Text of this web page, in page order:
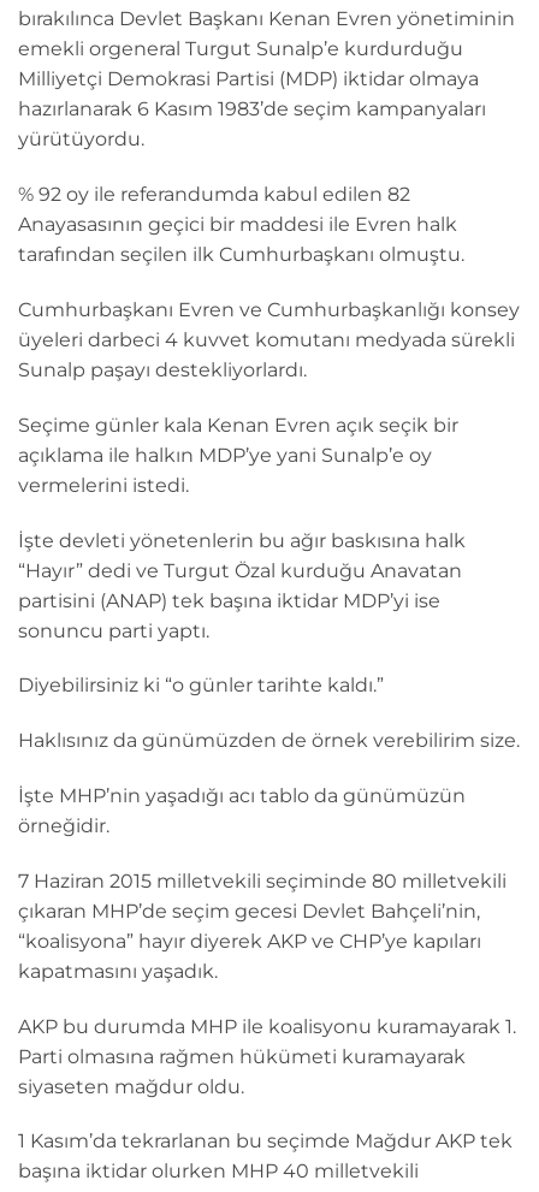
bırakılınca Devlet Başkanı Kenan Evren yönetiminin
emekli orgeneral Turgut Sunalp’e kurdurduğu
Milliyetçi Demokrasi Partisi (MDP) iktidar olmaya
hazırlanarak 6 Kasım 1983’de seçim kampanyaları
yürütüyordu.
% 92 oy ile referandumda kabul edilen 82
Anayasasının geçici bir maddesi ile Evren halk
tarafından seçilen ilk Cumhurbaşkanı olmuştu.
Cumhurbaşkanı Evren ve Cumhurbaşkanlığı konsey
üyeleri darbeci 4 kuvvet komutanı medyada sürekli
Sunalp paşayı destekliyorlardı.
Seçime günler kala Kenan Evren açık seçik bir
açıklama ile halkın MDP’ye yani Sunalp’e oy
vermelerini istedi.
İşte devleti yönetenlerin bu ağır baskısına halk
“Hayır” dedi ve Turgut Özal kurduğu Anavatan
partisini (ANAP) tek başına iktidar MDP’yi ise
sonuncu parti yaptı.
Diyebilirsiniz ki “o günler tarihte kaldı.”
Haklısınız da günümüzden de örnek verebilirim size.
İşte MHP’nin yaşadığı acı tablo da günümüzün
örneğidir.
7 Haziran 2015 milletvekili seçiminde 80 milletvekili
çıkaran MHP’de seçim gecesi Devlet Bahçeli’nin,
“koalisyona” hayır diyerek AKP ve CHP’ye kapıları
kapatmasını yaşadık.
AKP bu durumda MHP ile koalisyonu kuramayarak 1.
Parti olmasına rağmen hükümeti kuramayarak
siyaseten mağdur oldu.
1 Kasım’da tekrarlanan bu seçimde Mağdur AKP tek
başına iktidar olurken MHP 40 milletvekili